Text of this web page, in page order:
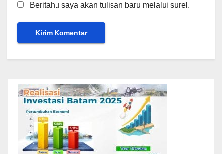
Beritahu saya akan tulisan baru melalui surel.